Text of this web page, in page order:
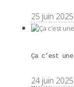
25 juin 2025
Ça c’est
24 juin 2025